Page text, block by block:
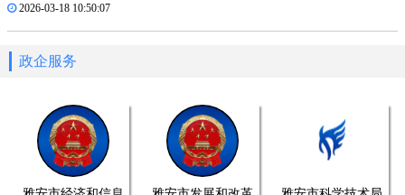
2026-03-18 10:50:07
政企服务